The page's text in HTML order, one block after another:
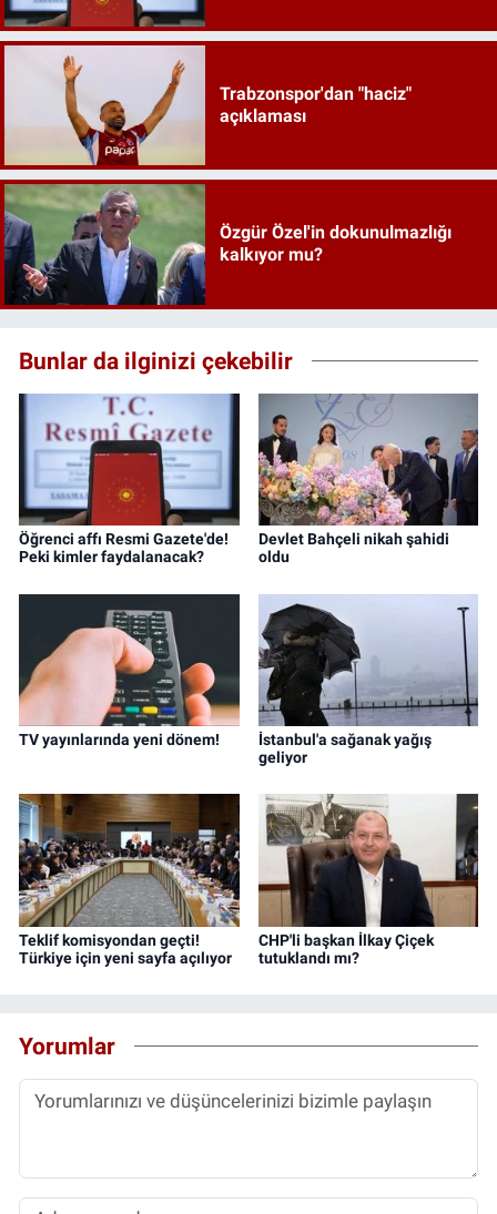
Trabzonspor'dan "haciz"
açıklaması
Özgür Özel'in dokunulmazlığı
kalkıyor mu?
Bunlar da ilginizi çekebilir
Öğrenci affı Resmi Gazete'de!
Peki kimler faydalanacak?
Devlet Bahçeli nikah şahidi
oldu
TV yayınlarında yeni dönem!
İstanbul'a sağanak yağış
geliyor
Teklif komisyondan geçti!
Türkiye için yeni sayfa açılıyor
CHP'li başkan İlkay Çiçek
tutuklandı mı?
Yorumlar